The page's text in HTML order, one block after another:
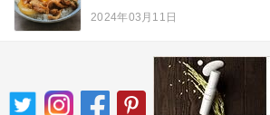
2024年03月11日